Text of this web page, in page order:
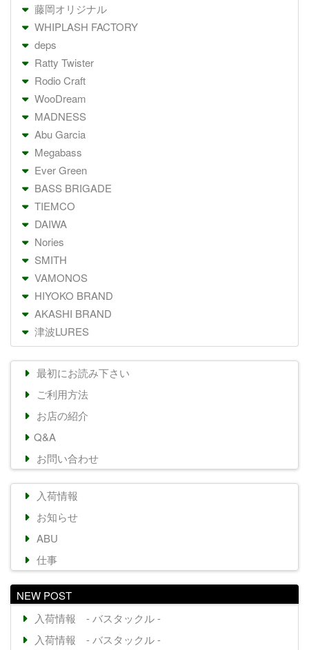
藤岡オリジナル
WHIPLASH FACTORY
deps
Ratty Twister
Rodio Craft
WooDream
MADNESS
Abu Garcia
Megabass
Ever Green
BASS BRIGADE
TIEMCO
DAIWA
Nories
SMITH
VAMONOS
HIYOKO BRAND
AKASHI BRAND
津波LURES
最初にお読み下さい
ご利用方法
お店の紹介
Q&A
お問い合わせ
入荷情報
お知らせ
ABU
仕事
NEW POST
入荷情報 - バスタックル -
入荷情報 - バスタックル -